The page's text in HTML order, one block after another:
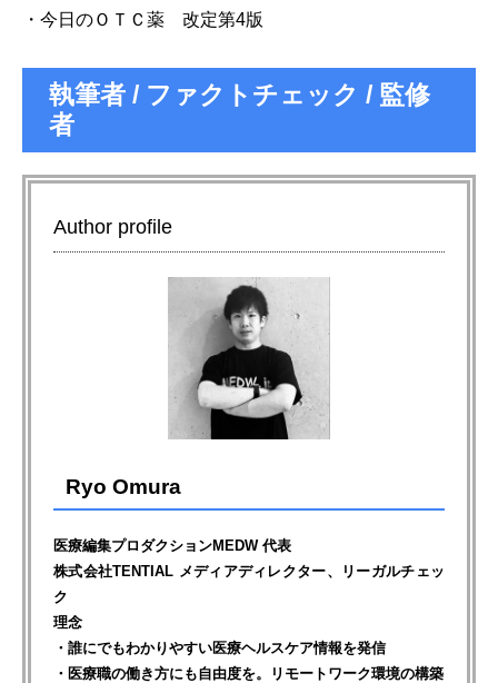
・ 今日のＯＴＣ薬 改定第4版
執筆者 / ファクトチェック / 監修
者
Author profile
Ryo Omura
医療編集プロダクションMEDW 代表
株式会社TENTIAL メディアディレクター、リーガルチェッ
ク
理念
・誰にでもわかりやすい医療ヘルスケア情報を発信
・医療職の働き方にも自由度を。リモートワーク環境の構築